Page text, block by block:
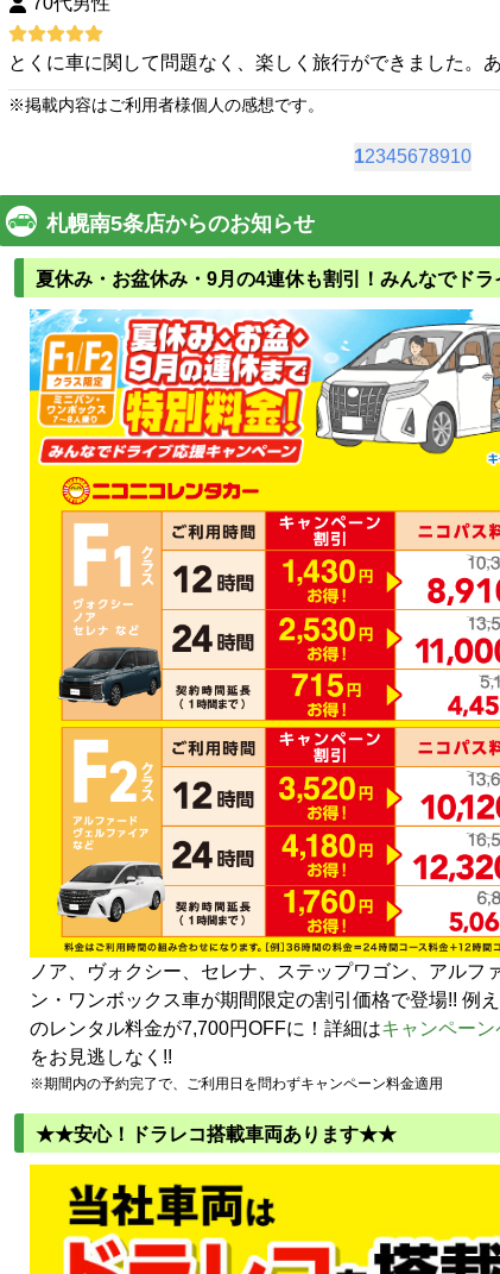
とくに車に関して問題なく、楽しく旅行ができました。
※掲載内容はご利用者様個人の感想です。
12345678910
札幌南5条店からのお知らせ
夏休み・お盆休み・9月の4連休も割引！みんなでド
ノア、ヴォクシー、セレナ、ステップワゴン、アルフ
ン・ワンボックス車が期間限定の割引価格で登場!! 例
のレンタル料金が7,700円OFFに！詳細はキャンペーン
をお見逃しなく!!
※期間内の予約完了で、ご利用日を問わずキャンペーン料金適用
★★安心！ドラレコ搭載車両あります★★